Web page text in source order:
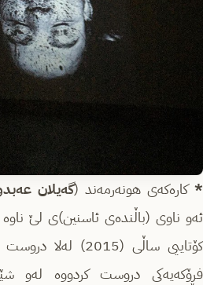
*کارەکەی هونەرمەند (گەیلان
ئەو ناوی (باڵندەی ئاسنین)ی لێ
کۆتاییی ساڵی (2015)
فڕۆکەیەکی دروست کردووە لەو